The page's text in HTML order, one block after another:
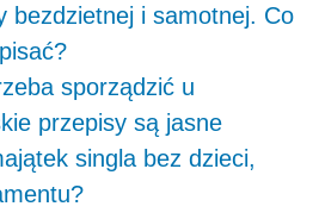
bezdzietnej i samotnej. Co
sporządzić u
przepisy są jasne
singla bez dzieci,